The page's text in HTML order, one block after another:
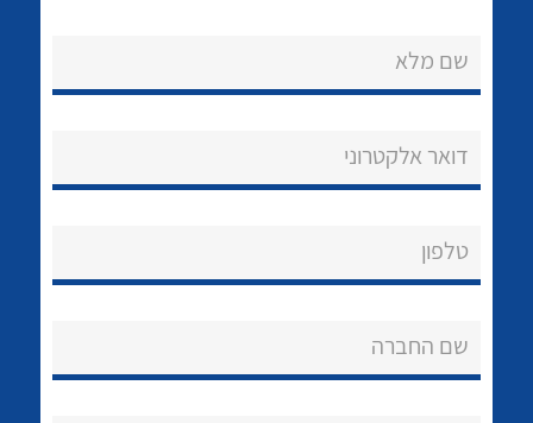
שירותי תמיכה
לכל מוצרי היצרן
שם מלא
דואר אלקטרוני
טלפון
שם החברה